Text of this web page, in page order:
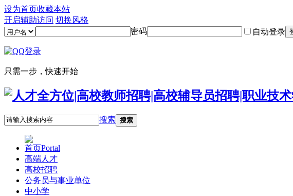
设为首页收藏本站
开启辅助访问 切换风格
密码
自动登录
只需一步，快速开始
搜索 搜索
首页Portal
高端人才
高校招聘
公务员与事业单位
中小学